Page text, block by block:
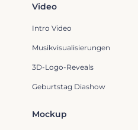
Mockup
Video
Intro Video
Musikvisualisierungen
3D-Logo-Reveals
Geburtstag Diashow